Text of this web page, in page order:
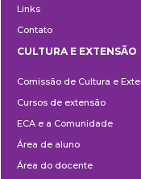
Links
Contato
e
Extensão
CULTURA E EXTENSÃO
Comissão de Cultura e
Cursos de extensão
ECA e a Comunidade
Área de aluno
Área do docente